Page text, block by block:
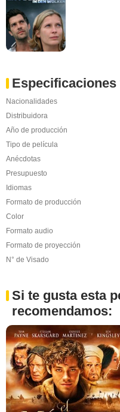
Nacionalidades
Distribuidora
Año de producción
Tipo de película
Anécdotas
Presupuesto
Idiomas
Formato de producción
Color
Formato audio
Formato de proyección
N° de Visado
Si te gusta esta
recomendamos: